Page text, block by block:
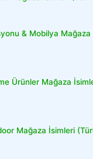
& Mobilya
Ürünler Mağaza
Mağaza İsimleri